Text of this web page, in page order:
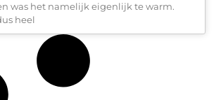
was het namelijk eigenlijk te warm.
heel